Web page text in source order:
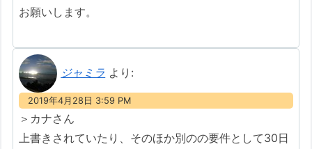
お願いします。
ジャミラ より:
2019年4月28日 3:59 PM
＞カナさん
上書きされていたり、そのほか別のの要件として30日